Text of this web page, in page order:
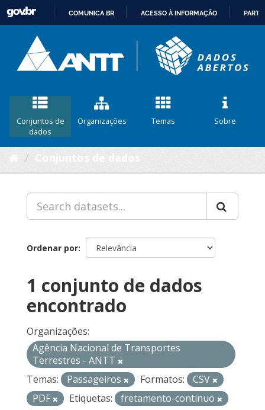
CONTEÚDO
COMUNICA BR ACESSO À INFORMAÇÃO
Conjuntos de
dados
Organizações Temas Sobre
Ordenar por
1 conjunto de dados
encontrado
Organizações:
Agência Nacional de Transportes
Terrestres - ANTT
Temas:
Passageiros Formatos:
CSV
PDF
Etiquetas:
fretamento-continuo